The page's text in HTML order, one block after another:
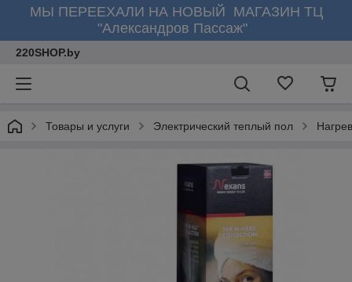
МЫ ПЕРЕЕХАЛИ НА НОВЫЙ МАГАЗИН ТЦ
"Александров Пассаж"
220SHOP.by
Товары и услуги Электрический теплый пол